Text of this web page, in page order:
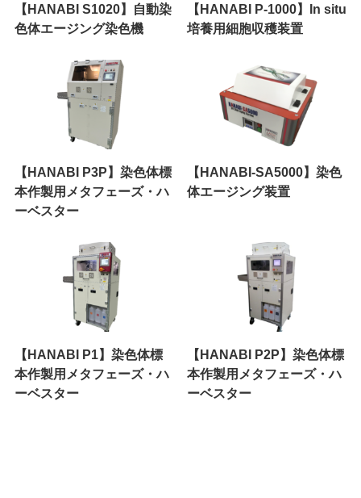
【HANABI S1020】自動染
色体エージング染色機
【HANABI P-1000】In situ
培養用細胞収穫装置
【HANABI P3P】染色体標
本作製用メタフェーズ・ハ
ーベスター
【HANABI-SA5000】染色
体エージング装置
【HANABI P1】染色体標
本作製用メタフェーズ・ハ
ーベスター
【HANABI P2P】染色体標
本作製用メタフェーズ・ハ
ーベスター